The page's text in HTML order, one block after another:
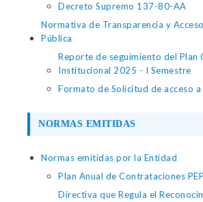
Decreto Supremo 137-80-AA
Normativa de Transparencia y
Pública
Reporte de seguimiento del Plan
Institucional 2025 - I Semestre
Formato de Solicitud de acceso
NORMAS EMITIDAS
Normas emitidas por la Entidad
Plan Anual de Contrataciones
Directiva que Regula el